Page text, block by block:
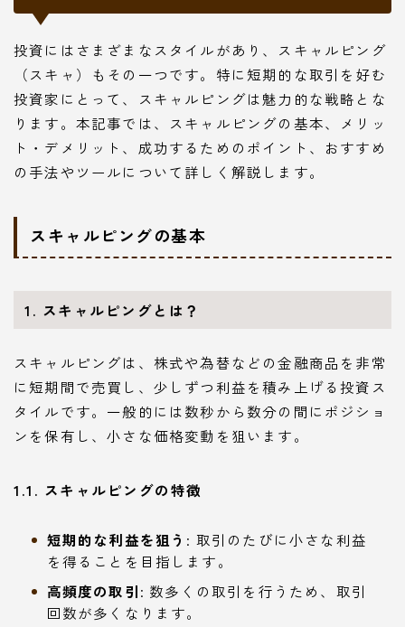
投資にはさまざまなスタイルがあり、スキャルピング
（スキャ）もその一つです。特に短期的な取引を好む
投資家にとって、スキャルピングは魅力的な戦略とな
ります。本記事では、スキャルピングの基本、メリッ
ト・デメリット、成功するためのポイント、おすすめ
の手法やツールについて詳しく解説します。
スキャルピングの基本
1. スキャルピングとは？
スキャルピングは、株式や為替などの金融商品を非常
に短期間で売買し、少しずつ利益を積み上げる投資ス
タイルです。一般的には数秒から数分の間にポジショ
ンを保有し、小さな価格変動を狙います。
1.1. スキャルピングの特徴
短期的な利益を狙う : 取引のたびに小さな利益
を得ることを目指します。
高頻度の取引: 数多くの取引を行うため、取引
回数が多くなります。